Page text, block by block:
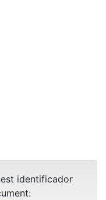
identificador